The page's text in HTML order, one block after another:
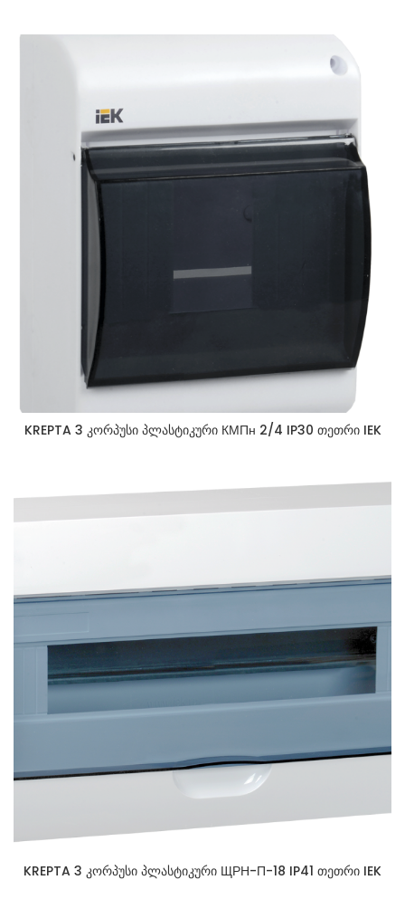
KREPTA 3 კორპუსი პლასტიკური КМПн 2/4 IP30 თეთრი IEK
KREPTA 3 კორპუსი პლასტიკური ЩРН-П-18 IP41 თეთრი IEK